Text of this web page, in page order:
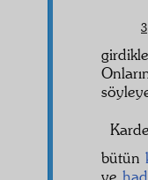
3
bütün
ve